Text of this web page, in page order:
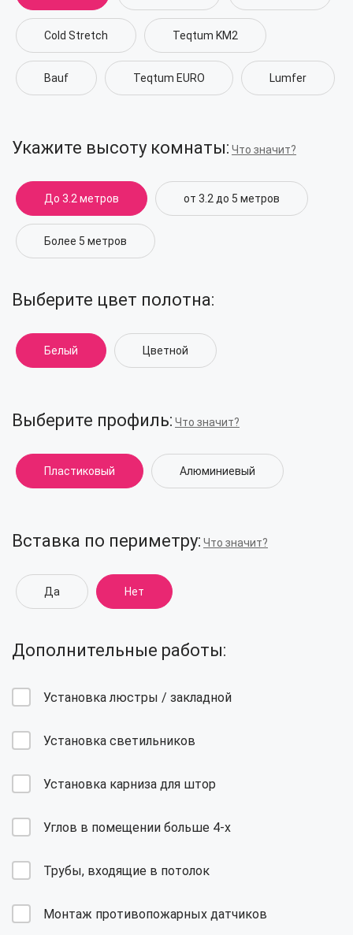
Cold Stretch Teqtum KM2
Bauf Teqtum EURO Lumfer
Укажите высоту комнаты: Что значит?
До 3.2 метров от 3.2 до 5 метров
Более 5 метров
Выберите цвет полотна:
Белый Цветной
Выберите профиль: Что значит?
Пластиковый Алюминиевый
Вставка по периметру: Что значит?
Да Нет
Дополнительные работы:
Установка люстры / закладной
Установка светильников
Установка карниза для штор
Углов в помещении больше 4-х
Трубы, входящие в потолок
Монтаж противопожарных датчиков